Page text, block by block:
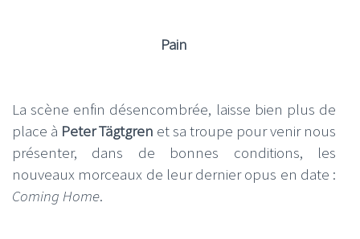
Pain
La scène enfin désencombrée, laisse bien plus de
place à Peter Tägtgren et sa troupe pour venir nous
présenter, dans de bonnes conditions, les
nouveaux morceaux de leur dernier opus en date :
Coming Home.